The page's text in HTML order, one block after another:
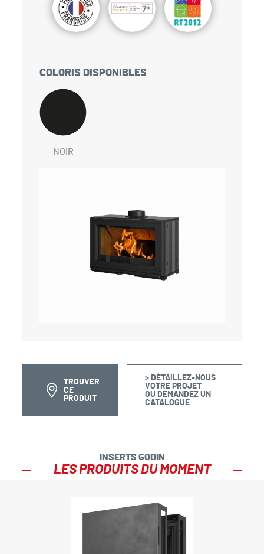
COLORIS DISPONIBLES
NOIR
TROUVER
CE
PRODUIT
> DÉTAILLEZ-NOUS
VOTRE PROJET
OU DEMANDEZ UN
CATALOGUE
INSERTS GODIN
LES PRODUITS DU MOMENT